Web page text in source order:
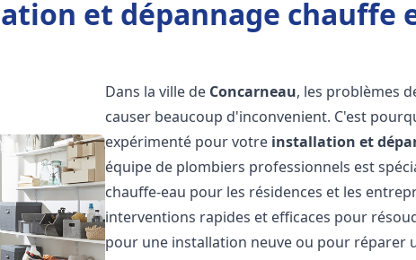
et dépannage chauffe
Dans la ville de Concarneau, les problèmes
causer beaucoup d'inconvenient. C'est
expérimenté pour votre installation et
équipe de plombiers professionnels est
chauffe-eau pour les résidences et les
interventions rapides et efficaces pour
pour une installation neuve ou pour réparer